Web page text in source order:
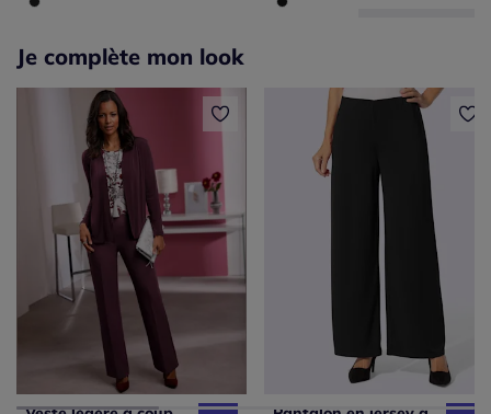
Je complète mon look